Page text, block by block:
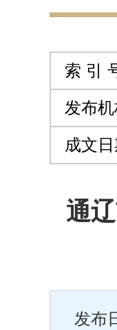
索 引
发布
成文日
通
发布